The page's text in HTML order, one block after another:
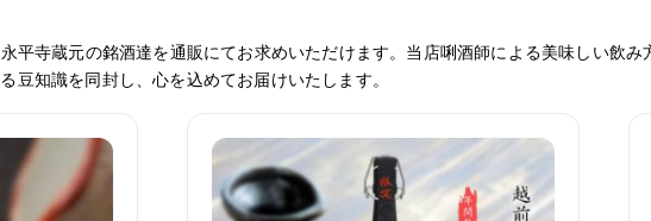
永平寺蔵元の銘酒達を通販にてお求めいただけます。当店唎酒師による美味しい飲み
る豆知識を同封し、心を込めてお届けいたします。